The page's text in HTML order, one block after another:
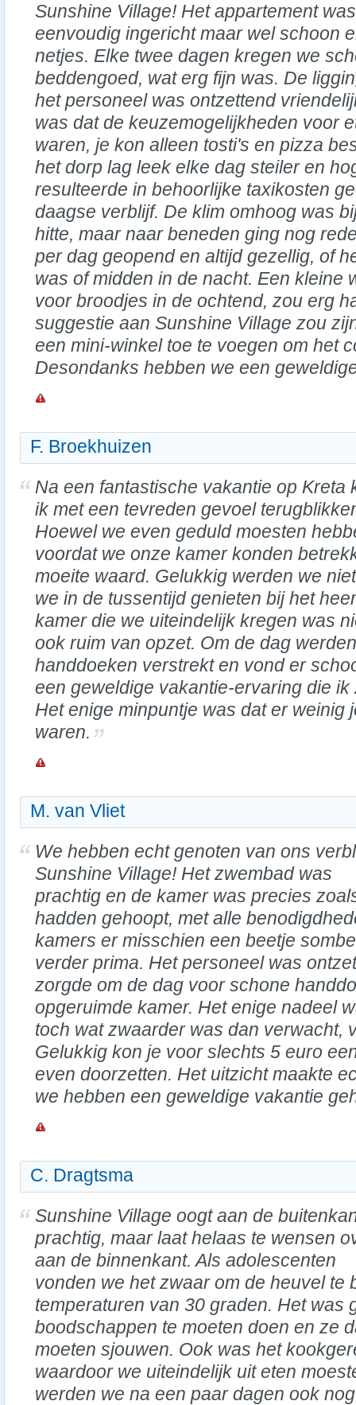
Sunshine Village! Het appartement was
eenvoudig ingericht maar wel schoon
netjes. Elke twee dagen kregen we
beddengoed, wat erg fijn was. De
het personeel was ontzettend
was dat de keuzemogelijkheden voor
waren, je kon alleen tosti's en pizza
het dorp lag leek elke dag steiler en
resulteerde in behoorlijke taxikosten
daagse verblijf. De klim omhoog was
hitte, maar naar beneden ging nog
per dag geopend en altijd gezellig, of
was of midden in de nacht. Een kleine
voor broodjes in de ochtend, zou erg
suggestie aan Sunshine Village zou
een mini-winkel toe te voegen om het
Desondanks hebben we een
F. Broekhuizen
Na een fantastische vakantie op Kreta
ik met een tevreden gevoel
Hoewel we even geduld moesten
voordat we onze kamer konden
moeite waard. Gelukkig werden we
we in de tussentijd genieten bij het
kamer die we uiteindelijk kregen was
ook ruim van opzet. Om de dag
handdoeken verstrekt en vond er
een geweldige vakantie-ervaring die
Het enige minpuntje was dat er weinig
waren.
M. van Vliet
We hebben echt genoten van ons
Sunshine Village! Het zwembad was
prachtig en de kamer was precies
hadden gehoopt, met alle
kamers er misschien een beetje
verder prima. Het personeel was
zorgde om de dag voor schone
opgeruimde kamer. Het enige nadeel
toch wat zwaarder was dan verwacht,
Gelukkig kon je voor slechts 5 euro
even doorzetten. Het uitzicht maakte
we hebben een geweldige vakantie
C. Dragtsma
Sunshine Village oogt aan de
prachtig, maar laat helaas te wensen
aan de binnenkant. Als adolescenten
vonden we het zwaar om de heuvel te
temperaturen van 30 graden. Het was
boodschappen te moeten doen en ze
moeten sjouwen. Ook was het
waardoor we uiteindelijk uit eten
werden we na een paar dagen ook